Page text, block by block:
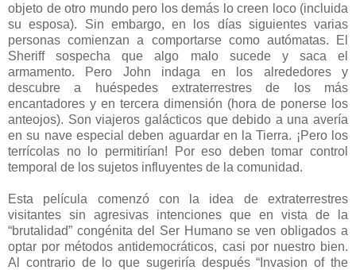
objeto de otro mundo pero los demás lo creen loco (incluida
su esposa). Sin embargo, en los días siguientes varias
personas comienzan a comportarse como autómatas. El
Sheriff sospecha que algo malo sucede y saca el
armamento. Pero John indaga en los alrededores y
descubre a huéspedes extraterrestres de los más
encantadores y en tercera dimensión (hora de ponerse los
anteojos). Son viajeros galácticos que debido a una avería
en su nave especial deben aguardar en la Tierra. ¡Pero los
terrícolas no lo permitirían! Por eso deben tomar control
temporal de los sujetos influyentes de la comunidad.
Esta película comenzó con la idea de extraterrestres
visitantes sin agresivas intenciones que en vista de la
“brutalidad” congénita del Ser Humano se ven obligados a
optar por métodos antidemocráticos, casi por nuestro bien.
Al contrario de lo que sugeriría después “Invasion of the